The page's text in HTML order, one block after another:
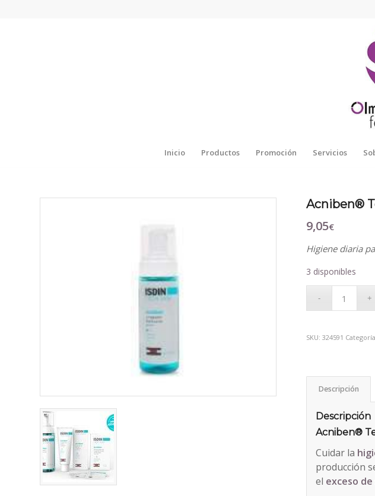
Inicio Productos Promoción Servicios
Acniben®
9,05€
Higiene diaria
3 disponibles
SKU:324591
Descripción
Descripción
Acniben®
Cuidar la
producción
el exceso